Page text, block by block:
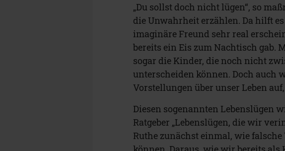
„Du sollst doch nicht lügen“, so
die Unwahrheit erzählen. Da hilft
imaginäre Freund sehr real
bereits ein Eis zum Nachtisch gab.
sogar die Kinder, die noch nicht
unterscheiden können. Doch auch
Vorstellungen über unser Leben
Diesen sogenannten Lebenslügen
Ratgeber „Lebenslügen, die wir
Ruthe zunächst einmal, wie